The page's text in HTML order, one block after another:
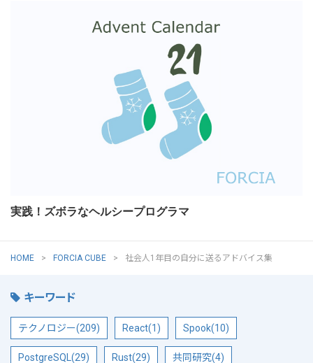
実践！ズボラなヘルシープログラマ
HOME FORCIA CUBE 社会人1年目の自分に送るアドバイス集
キーワード
テクノロジー(209) React(1) Spook(10)
PostgreSQL(29) Rust(29) 共同研究(4)